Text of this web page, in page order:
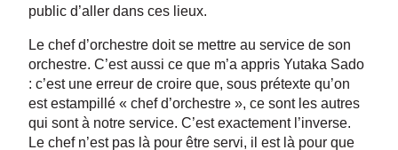
public d’aller dans ces lieux.
Le chef d’orchestre doit se mettre au service de son
orchestre. C’est aussi ce que m’a appris Yutaka Sado
: c’est une erreur de croire que, sous prétexte qu’on
est estampillé « chef d’orchestre », ce sont les autres
qui sont à notre service. C’est exactement l’inverse.
Le chef n’est pas là pour être servi, il est là pour que